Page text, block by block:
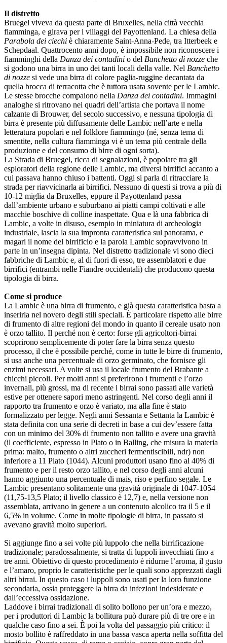
Il distretto
Bruegel viveva da questa parte di Bruxelles, nella città vecchia
fiamminga, e girava per i villaggi del Payottenland. La chiesa della
Parabola dei ciechi è chiaramente Saint-Anna-Pede, tra Itterbeek e
Schepdaal. Quattrocento anni dopo, è impossibile non riconoscere i
fiamminghi della Danza dei contadini o del Banchetto di nozze che
si godono una birra in uno dei tanti locali della valle. Nel Banchetto
di nozze si vede una birra di colore paglia-ruggine decantata da
quella brocca di terracotta che è tuttora usata sovente per le Lambic.
Le stesse brocche compaiono nella Danza dei contadini. Immagini
analoghe si ritrovano nei quadri dell’artista che portava il nome
calzante di Brouwer, del secolo successivo, e nessuna tipologia di
birra è presente più diffusamente delle Lambic nell’arte e nella
letteratura popolari e nel folklore fiammingo (né, senza tema di
smentite, nella cultura fiamminga vi è un tema più centrale della
produzione e del consumo di birre di ogni sorta).
La Strada di Bruegel, ricca di segnalazioni, è popolare tra gli
esploratori della regione delle Lambic, ma diversi birrifici accanto a
cui passava hanno chiuso i battenti. Oggi si parla di ritracciare la
strada per riavvicinarla ai birrifici. Nessuno di questi si trova a più di
10-12 miglia da Bruxelles, eppure il Payottenland passa
dall’ambiente urbano e suburbano ai piatti campi coltivati e alle
macchie boschive di colline inaspettate. Qua e là una fabbrica di
Lambic, a volte in disuso, esempio in miniatura di archeologia
industriale, lascia la sua impronta caratteristica sul panorama, e
magari il nome del birrificio e la parola Lambic sopravvivono in
parte in un’insegna dipinta. Nel distretto tradizionale vi sono dieci
fabbriche di Lambic e, al di fuori di esso, tre assemblatori e due
birrifici (entrambi nelle Fiandre occidentali) che producono questa
tipologia di birra.
Come si produce
La Lambic è una birra di frumento, e già questa caratteristica basta a
inserirla nel novero degli stili speciali. È particolare rispetto alle birre
di frumento di altre regioni del mondo in quanto il cereale usato non
è orzo tallito. Il perché non è certo: forse gli agricoltori-birrai
scoprirono semplicemente di poter fare la birra senza questo
processo, il che è possibile perché, come in tutte le birre di frumento,
si usa anche una percentuale di orzo germinato, che fornisce gli
enzimi necessari. A volte si usa il locale frumento del Brabante a
chicchi piccoli. Per molti anni si preferirono i frumenti e l’orzo
invernali, più grossi, ma di recente i birrai sono passati alle varietà
estive per ottenere sapori meno astringenti. Nel corso degli anni il
rapporto tra frumento e orzo è variato, ma alla fine è stato
formalizzato per legge. Negli anni Sessanta e Settanta la Lambic è
stata definita con una serie di decreti in base a cui dev’essere fatta
con un minimo del 30% di frumento non tallito e avere una gravità
(il coefficiente, espresso in Plato o in Balling, che misura la materia
prima: malto, frumento o altri zuccheri fermentiscibili, ndr) non
inferiore a 11 Plato (1044). Alcuni produttori usano fino al 40% di
frumento e per il resto orzo tallito, e nel corso degli anni alcuni
hanno aggiunto una percentuale di mais, riso e perfino segale. Le
Lambic presentano solitamente una gravità originale di 1047-1054
(11,75-13,5 Plato; il livello classico è 12,7) e, nella versione non
assemblata, arrivano in genere a un contenuto alcolico tra il 5 e il
6,5% in volume. Come in molte tipologie di birra, in passato si
avevano gravità molto superiori.
Si aggiunge fino a sei volte più luppolo che nella birrificazione
tradizionale; paradossalmente, si tratta di luppoli invecchiati fino a
tre anni. Obiettivo di questo procedimento è ridurne l’aroma, il gusto
e l’amaro, proprio le caratteristiche per le quali sono apprezzati dagli
altri birrai. In questo caso i luppoli sono usati per la loro funzione
secondaria, ossia proteggere la birra da infezioni indesiderate e
dall’eccessiva ossidazione.
Laddove i birrai tradizionali di solito bollono per un’ora e mezzo,
per i produttori di Lambic la bollitura può durare più di tre ore e in
qualche caso fino a sei. È poi la volta del passaggio più critico: il
mosto bollito è raffreddato in una bassa vasca aperta nella soffitta del